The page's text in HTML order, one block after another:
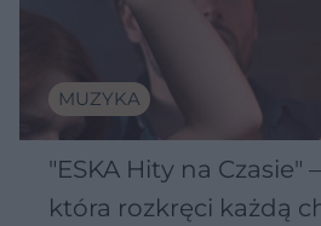
MUZYKA
"ESKA Hity na Czasie"
która rozkręci każdą